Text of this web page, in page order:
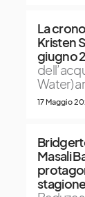
La
Kristen
giugno
Water)
17 Maggio
Masali